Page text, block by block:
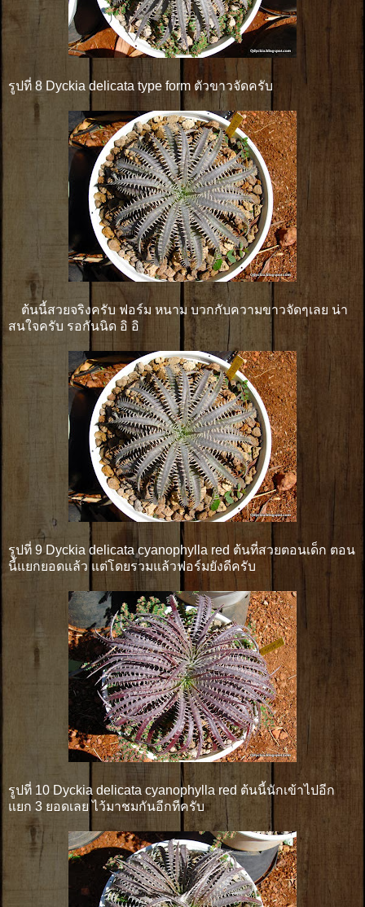
รูปที่ 8 Dyckia delicata type form ตัวขาวจัดครับ
ต้นนี้สวยจริงครับ ฟอร์ม หนาม บวกกับความขาวจัดๆเลย น่า
สนใจครับ รอกันนิด อิ อิ
รูปที่ 9 Dyckia delicata cyanophylla red ต้นที่สวยตอนเด็ก ตอน
นี้แยกยอดแล้ว แต่โดยรวมแล้วฟอร์มยังดีครับ
รูปที่ 10 Dyckia delicata cyanophylla red ต้นนี้นักเข้าไปอีก
แยก 3 ยอดเลย ไว้มาชมกันอีกทีครับ